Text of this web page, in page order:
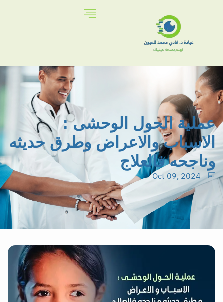
عملية الحول الوحشى :
الاسباب والاعراض وطرق حديثه
وناجحه فالعلاج
Oct 09, 2024